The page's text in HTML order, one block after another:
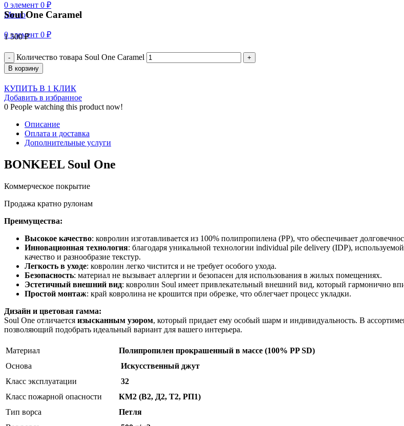
0 элемент 0 ₽
Меню
0 элемент 0 ₽
Soul One Caramel
1 500₽
Количество товара Soul One Caramel
В корзину
КУПИТЬ В 1 КЛИК
Добавить в избранное
0 People watching this product now!
Описание
Оплата и доставка
Дополнительные услуги
BONKEEL Soul One
Коммерческое покрытие
Продажа кратно рулонам
Преимущества:
Высокое качество: ковролин изготавливается из 100% полипропилена (PP), что обеспечивает
Инновационная технология: благодаря уникальной технологии individual pile delivery (IDP),
качество и разнообразие текстур.
Легкость в уходе: ковролин легко чистится и не требует особого ухода.
Безопасность: материал не вызывает аллергии и безопасен для использования в жилых помещениях.
Эстетичный внешний вид: ковролин Soul имеет привлекательный внешний вид, который гармонично
Простой монтаж: край ковролина не крошится при обрезке, что облегчает процесс укладки.
Дизайн и цветовая гамма:
Soul One отличается изысканным узором, который придает ему особый шарм и индивидуальность. В
позволяющий подобрать идеальный вариант для вашего интерьера.
Материал
Полипропилен прокрашенный в массе (100% PP SD)
Основа
Искусственный джут
Класс эксплуатации
32
Класс пожарной опасности
КМ2 (В2, Д2, Т2, РП1)
Тип ворса
Петля